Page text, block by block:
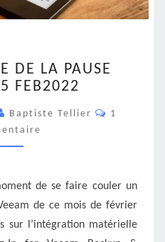
L’HEURE
DE
PAUSE
VEEAM
#5
DE LA PAUSE
FEB2022
Baptiste Tellier
1
de se faire couler un
de ce mois de février
sur l’intégration matérielle